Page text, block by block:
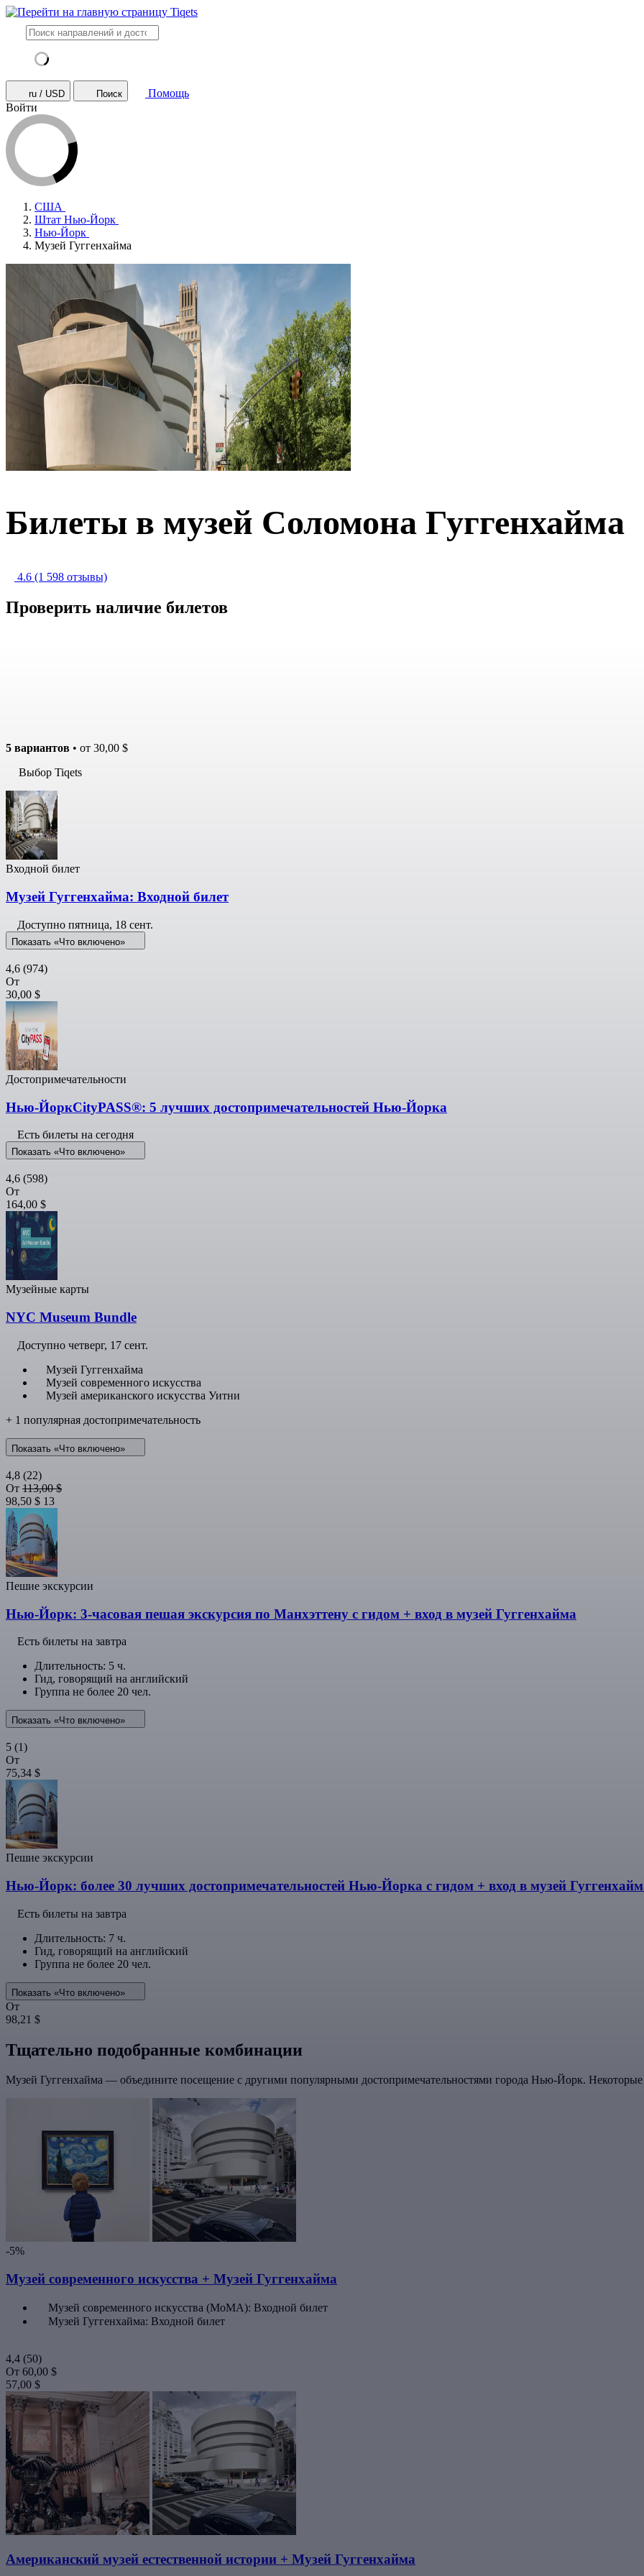
ru / USD Поиск
Помощь
Войти
США
Штат Нью-Йорк
Нью-Йорк
Музей Гуггенхайма
Билеты в музей Соломона Гуггенхайма
4.6 (1 598 отзывы)
Проверить наличие билетов
5 вариантов • от 30,00 $
Выбор Tiqets
Входной билет
Музей Гуггенхайма: Входной билет
Доступно пятница, 18 сент.
Показать «Что включено»
4,6 (974)
От
30,00 $
Достопримечательности
Нью-ЙоркCityPASS®: 5 лучших достопримечательностей Нью-Йорка
Есть билеты на сегодня
Показать «Что включено»
4,6 (598)
От
164,00 $
Музейные карты
NYC Museum Bundle
Доступно четверг, 17 сент.
Музей Гуггенхайма
Музей современного искусства
Музей американского искусства Уитни
+ 1 популярная достопримечательность
Показать «Что включено»
4,8 (22)
От 113,00 $
98,50 $ 13
Пешие экскурсии
Нью-Йорк: 3-часовая пешая экскурсия по Манхэттену с гидом + вход в музей Гуггенхайма
Есть билеты на завтра
Длительность: 5 ч.
Гид, говорящий на английский
Группа не более 20 чел.
Показать «Что включено»
5 (1)
От
75,34 $
Пешие экскурсии
Нью-Йорк: более 30 лучших достопримечательностей Нью-Йорка с гидом + вход в музей
Есть билеты на завтра
Длительность: 7 ч.
Гид, говорящий на английский
Группа не более 20 чел.
Показать «Что включено»
От
98,21 $
Тщательно подобранные комбинации
Музей Гуггенхайма — объедините посещение с другими популярными достопримечательностями города Нью-Йорк.
-5%
Музей современного искусства + Музей Гуггенхайма
Музей современного искусства (МоМА): Входной билет
Музей Гуггенхайма: Входной билет
4,4 (50)
От 60,00 $
57,00 $
Американский музей естественной истории + Музей Гуггенхайма